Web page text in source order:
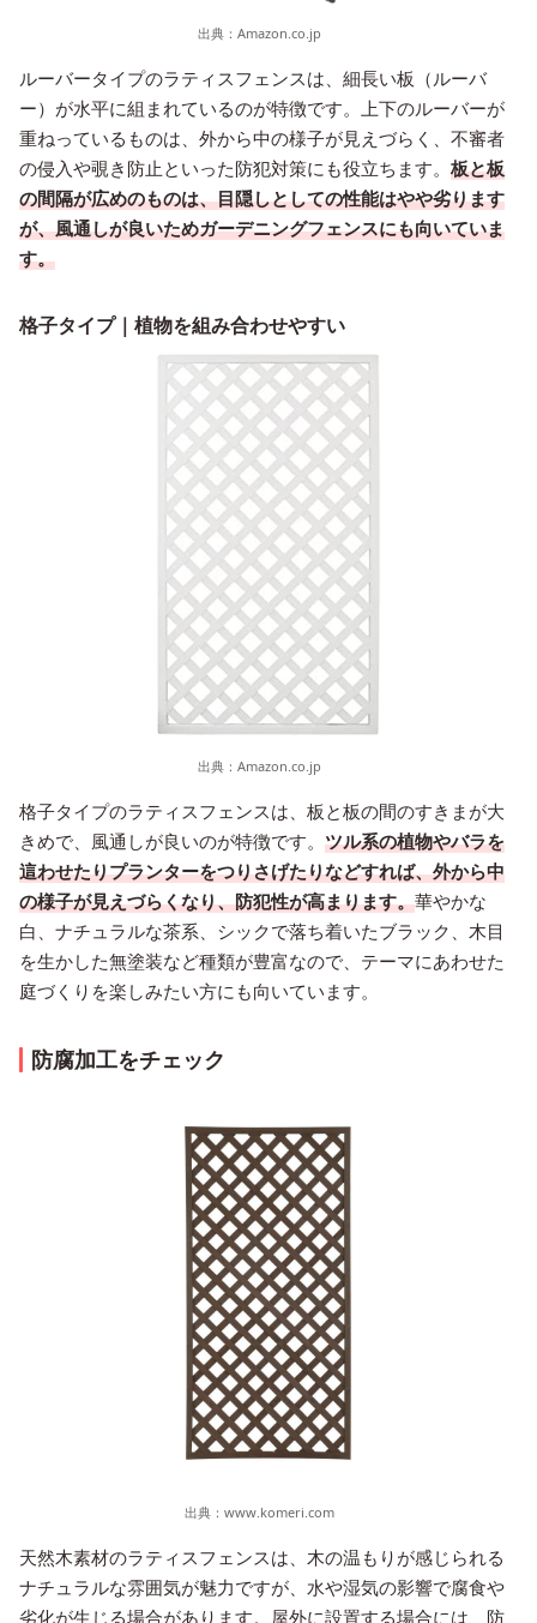
出典： Amazon.co.jp
ルーバータイプのラティスフェンスは、細長い板（ルーバ
ー）が水平に組まれているのが特徴です。上下のルーバーが
重ねっているものは、外から中の様子が見えづらく、不審者
の侵入や覗き防止といった防犯対策にも役立ちます。 板と板
の間隔が広めのものは、目隠しとしての性能はやや劣ります
が、風通しが良いためガーデニングフェンスにも向いていま
す。
格子タイプ｜植物を組み合わせやすい
出典： Amazon.co.jp
格子タイプのラティスフェンスは、板と板の間のすきまが大
きめで、風通しが良いのが特徴です。 ツル系の植物やバラを
這わせたりプランターをつりさげたりなどすれば、外から中
の様子が見えづらくなり、防犯性が高まります。華やかな
白、ナチュラルな茶系、シックで落ち着いたブラック、木目
を生かした無塗装など種類が豊富なので、テーマにあわせた
庭づくりを楽しみたい方にも向いています。
防腐加工をチェック
出典： www.komeri.com
天然木素材のラティスフェンスは、木の温もりが感じられる
ナチュラルな雰囲気が魅力ですが、水や湿気の影響で腐食や
劣化が生じる場合があります。屋外に設置する場合には、防